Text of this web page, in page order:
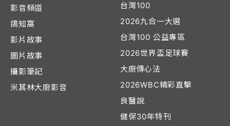
影音頻道
鴿知窩
影片故事
圖片故事
攝影筆記
米其林大廚影音
台灣100
2026九合一大選
台灣100 公益專區
2026世界盃足球賽
大廚傳心法
2026WBC精彩直擊
良醫說
健保30年特刊